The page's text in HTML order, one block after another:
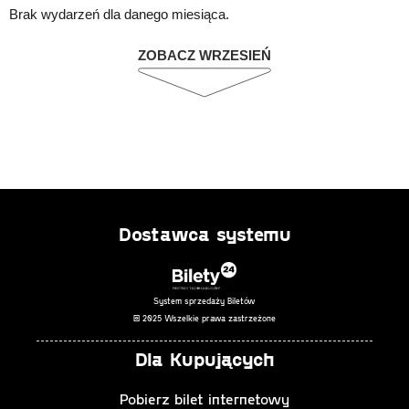
Brak wydarzeń dla danego miesiąca.
ZOBACZ WRZESIEŃ
Dostawca systemu
System sprzedaży Biletów
© 2025 Wszelkie prawa zastrzeżone
Dla Kupujących
Pobierz bilet internetowy